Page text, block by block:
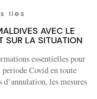
Iles
AVEC LE
SUR LA SITUATION
essentielles pour
Covid en toute
les mesures